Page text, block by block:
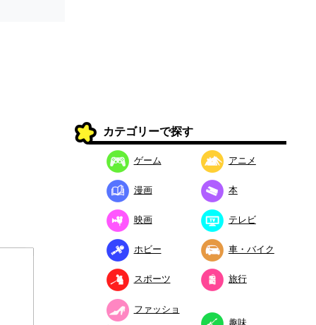
カテゴリーで探す
ゲーム アニメ
漫画 本
映画 テレビ
ホビー 車・バイク
スポーツ 旅行
ファッショ
趣味